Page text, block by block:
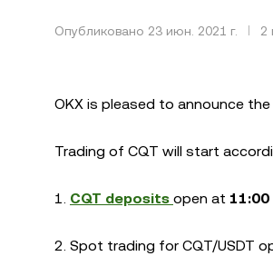
Опубликовано 23 июн. 2021 г. 2
OKX is pleased to announce
Trading of CQT will start
1. CQT deposits open at 11:00
2. Spot trading for CQT/USDT